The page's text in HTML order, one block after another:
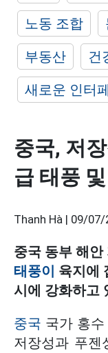
노동 조합
부동산
건
새로운 인터
중국, 저
급 태풍
Thanh Hà | 09/07/
중국 동부 해안
태풍이 육지에
시에 강화하고
중국 국가 홍
저장성과 푸